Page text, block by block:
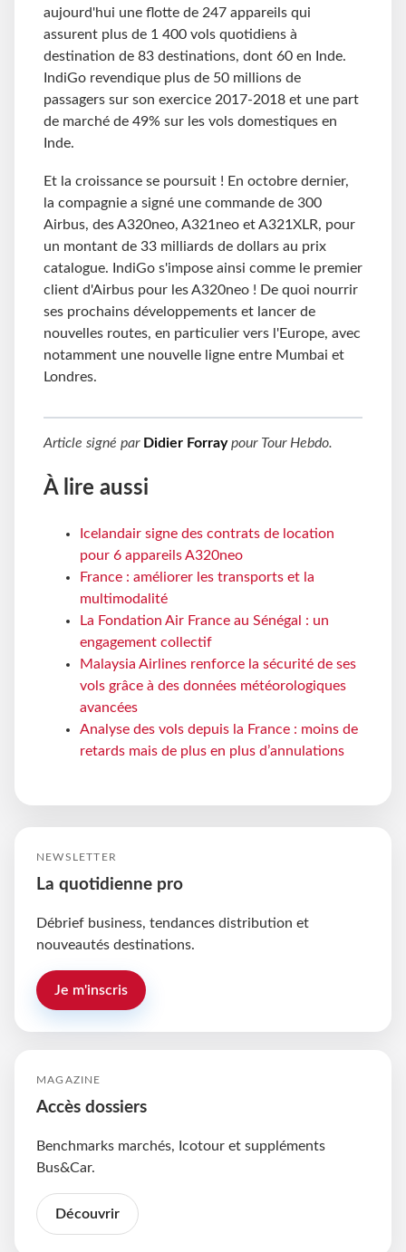
aujourd'hui une flotte de 247 appareils qui
assurent plus de 1 400 vols quotidiens à
destination de 83 destinations, dont 60 en Inde.
IndiGo revendique plus de 50 millions de
passagers sur son exercice 2017-2018 et une part
de marché de 49% sur les vols domestiques en
Inde.
Et la croissance se poursuit ! En octobre dernier,
la compagnie a signé une commande de 300
Airbus, des A320neo, A321neo et A321XLR, pour
un montant de 33 milliards de dollars au prix
catalogue. IndiGo s'impose ainsi comme le premier
client d'Airbus pour les A320neo ! De quoi nourrir
ses prochains développements et lancer de
nouvelles routes, en particulier vers l'Europe, avec
notamment une nouvelle ligne entre Mumbai et
Londres.
Article signé par Didier Forraypour Tour Hebdo.
À lire aussi
Icelandair signe des contrats de location
pour 6 appareils A320neo
France : améliorer les transports et la
multimodalité
La Fondation Air France au Sénégal : un
engagement collectif
Malaysia Airlines renforce la sécurité de ses
vols grâce à des données météorologiques
avancées
Analyse des vols depuis la France : moins de
retards mais de plus en plus d’annulations
NEWSLETTER
La quotidienne pro
Débrief business, tendances distribution et
nouveautés destinations.
Je m'inscris
MAGAZINE
Accès dossiers
Benchmarks marchés, Icotour et suppléments
Bus&Car.
Découvrir